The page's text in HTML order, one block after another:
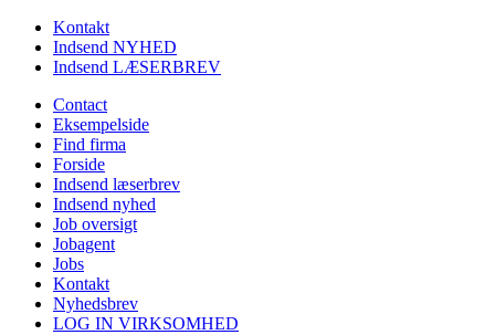
Kontakt
Indsend NYHED
Indsend LÆSERBREV
Contact
Eksempelside
Find firma
Forside
Indsend læserbrev
Indsend nyhed
Job oversigt
Jobagent
Jobs
Kontakt
Nyhedsbrev
LOG IN VIRKSOMHED